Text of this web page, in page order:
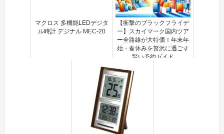
マクロス 多機能LEDデジタ
ル時計 デジナル MEC-20
【衝撃のブラックフライデ
ー】スカイマーク国内ツア
ー全路線が大特価！年末年
始・春休みを贅沢に過ごす
賢い予約ガイド